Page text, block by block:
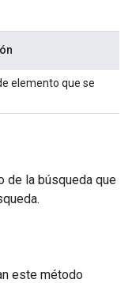
elemento que se
de la búsqueda que
este método